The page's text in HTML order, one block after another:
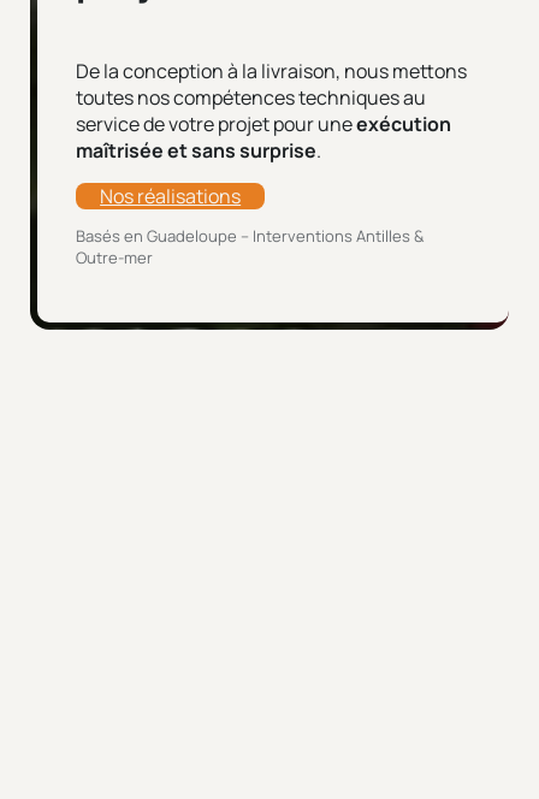
De la conception à la livraison, nous mettons
toutes nos compétences techniques au
service de votre projet pour uneexécution
maîtrisée et sans surprise.
Nos réalisations
Basés en Guadeloupe – Interventions Antilles &
Outre-mer